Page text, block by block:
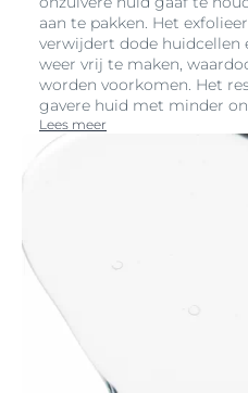
aan te pakken. Het
verwijdert dode huidcellen
weer vrij te maken,
worden voorkomen. Het
gavere huid met minder
Lees meer